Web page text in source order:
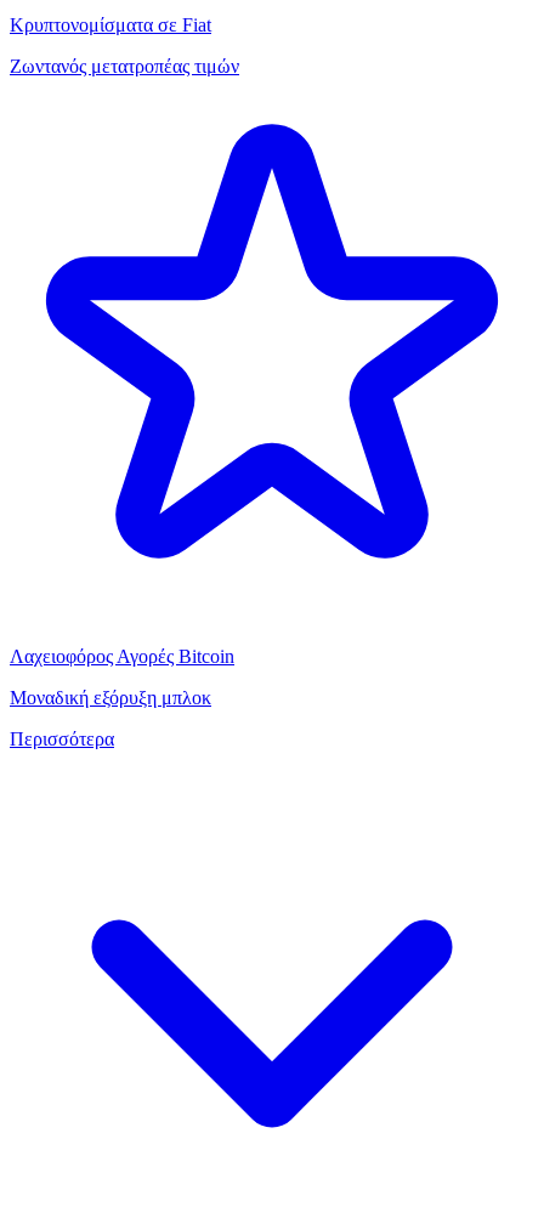
Κρυπτονομίσματα σε Fiat
Ζωντανός μετατροπέας τιμών
Λαχειοφόρος Αγορές Bitcoin
Μοναδική εξόρυξη μπλοκ
Περισσότερα